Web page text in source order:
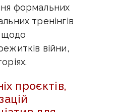
формальних
тренінгів
щодо
війни,
проєктів,